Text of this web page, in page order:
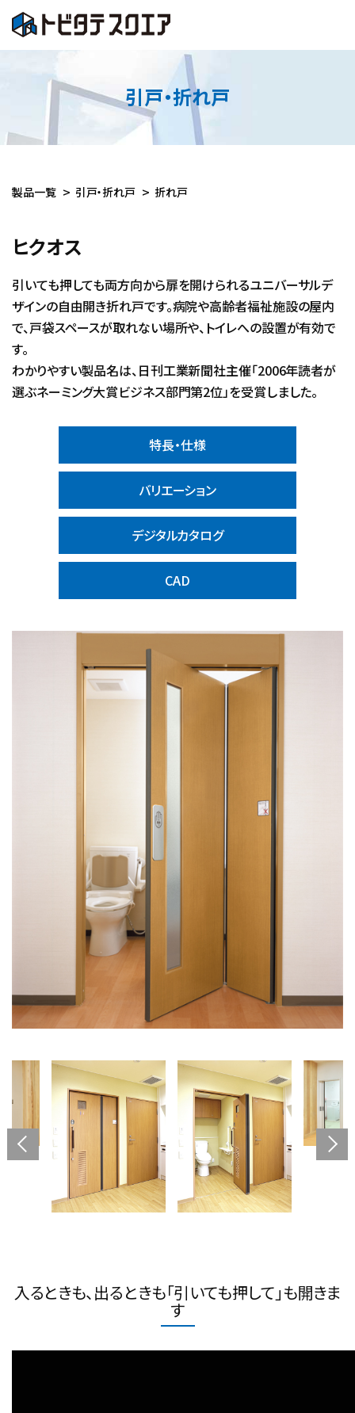
引戸・折れ戸
製品一覧 引戸・折れ戸 折れ戸
ヒクオス
引いても押しても両方向から扉を開けられるユニバーサルデ
ザインの自由開き折れ戸です。病院や高齢者福祉施設の屋内
で、戸袋スペースが取れない場所や、トイレへの設置が有効で
す。
わかりやすい製品名は、日刊工業新聞社主催「2006年読者が
選ぶネーミング大賞ビジネス部門第2位」を受賞しました。
特長・仕様
バリエーション
デジタルカタログ
CAD
入るときも、出るときも「引いても押して」も開きま
す